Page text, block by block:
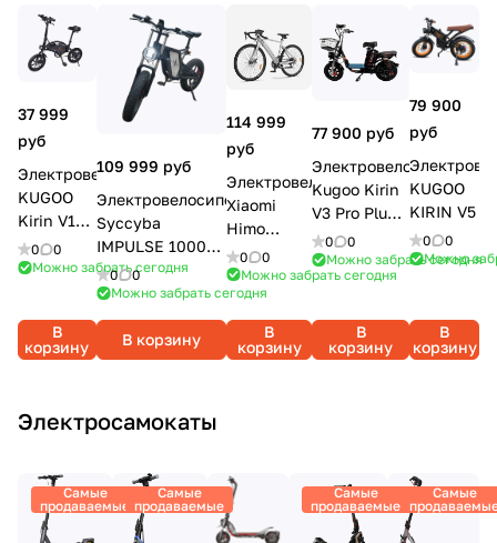
37 999
руб
Электровелосипед
KUGOO
Kirin V1
7.5ah
0
0
Можно забрать сегодня
В
корзину
109 999 руб
Электровелосипед
Syccyba
IMPULSE 1000W
20Ah диски
спицевые
0
0
Можно забрать сегодня
В корзину
114 999
руб
Электровелосипед
Xiaomi
Himo
C30S,
Silver
0
0
Можно забрать сегодня
В
корзину
77 900 руб
Электровелосипед
Kugoo Kirin
V3 Pro Plus
28,6 Ah
0
0
Можно забрать сегодня
В
корзину
79 900
руб
KUGOO
KIRIN V5
0
0
Можно
В
корзину
Электросамокаты
Самые
продаваемые
Самые
продаваемые
Самые
продаваемые
Самые